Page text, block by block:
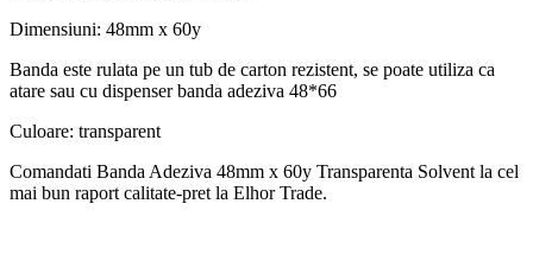
Dimensiuni: 48mm x 60y
Banda este rulata pe un tub de carton rezistent, se poate utiliza ca
atare sau cu dispenser banda adeziva 48*66
Culoare: transparent
Comandati Banda Adeziva 48mm x 60y Transparenta Solvent la cel
mai bun raport calitate-pret la Elhor Trade.